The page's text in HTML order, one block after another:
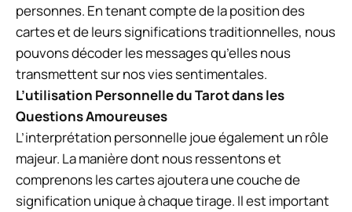
personnes. En tenant compte de la position des
cartes et de leurs significations traditionnelles, nous
pouvons décoder les messages qu’elles nous
transmettent sur nos vies sentimentales.
L’utilisation Personnelle du Tarot dans les
Questions Amoureuses
L’interprétation personnelle joue également un rôle
majeur. La manière dont nous ressentons et
comprenons les cartes ajoutera une couche de
signification unique à chaque tirage. Il est important